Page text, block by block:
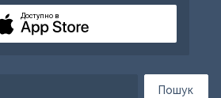
Пошук
Доступно в